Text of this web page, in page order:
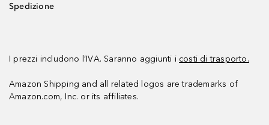
Spedizione
I prezzi includono l’IVA. Saranno aggiunti i costi di trasporto.
Amazon Shipping and all related logos are trademarks of
Amazon.com, Inc. or its affiliates.